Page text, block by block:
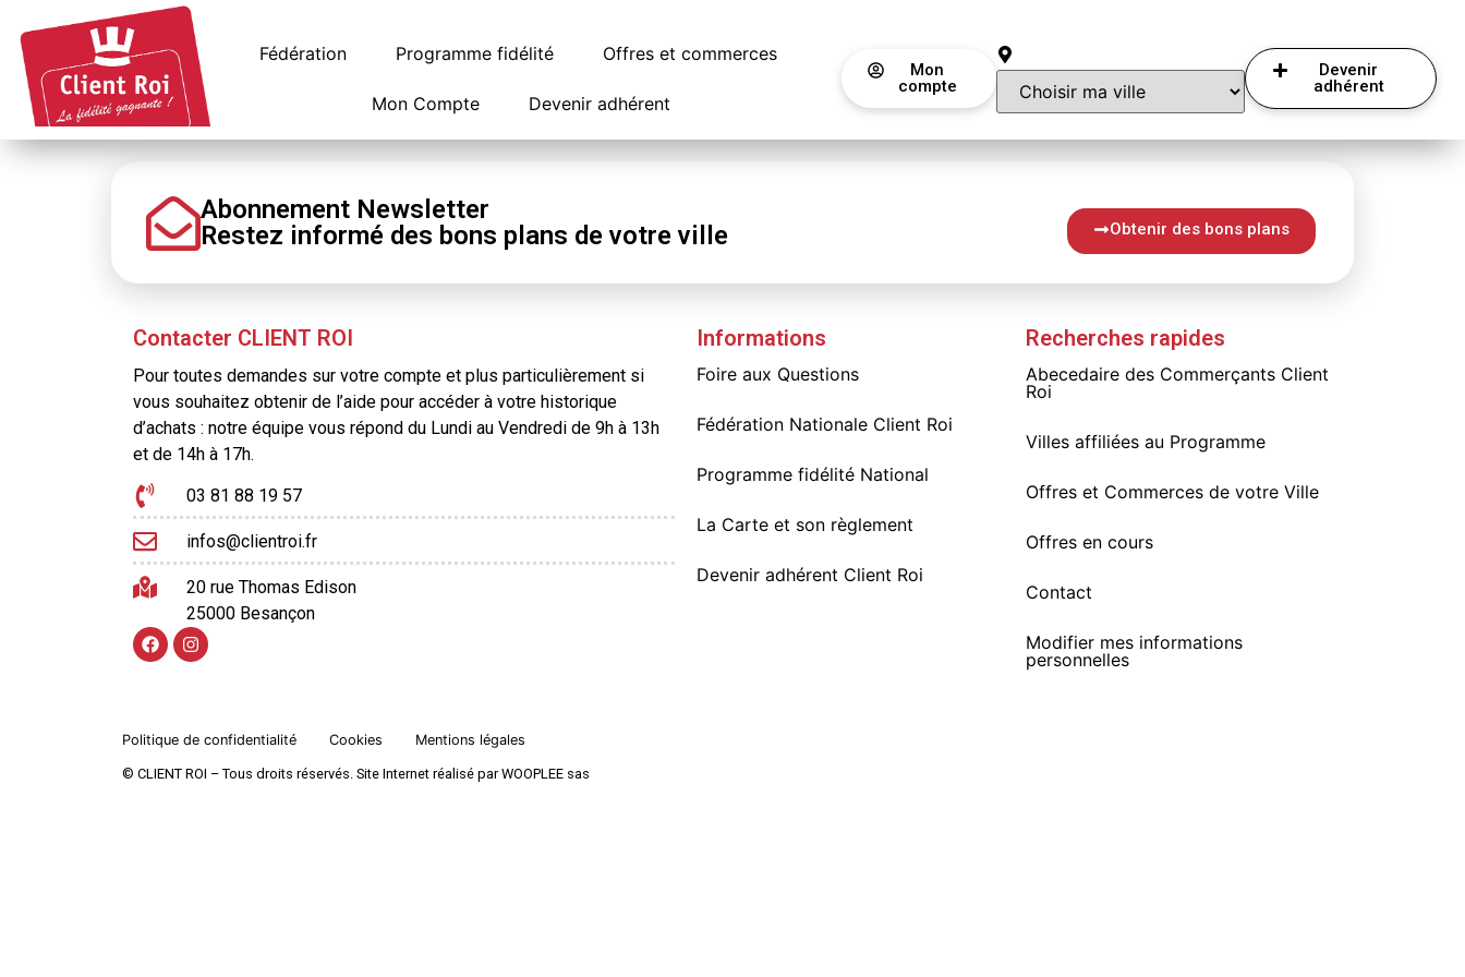
Fédération Programme fidélité Offres et commerces
Mon Compte Devenir adhérent
Mon
compte
Devenir
adhérent
Abonnement Newsletter
Restez informé des bons plans de votre ville Obtenir des bons plans
Contacter CLIENT ROI
Pour toutes demandes sur votre compte et plus particulièrement si
vous souhaitez obtenir de l’aide pour accéder à votre historique
d’achats : notre équipe vous répond du Lundi au Vendredi de 9h à 13h
et de 14h à 17h.
03 81 88 19 57
infos@clientroi.fr
20 rue Thomas Edison
25000 Besançon
Informations
Foire aux Questions
Fédération Nationale Client Roi
Programme fidélité National
La Carte et son règlement
Devenir adhérent Client Roi
Recherches rapides
Abecedaire des Commerçants Client
Roi
Villes affiliées au Programme
Offres et Commerces de votre Ville
Offres en cours
Contact
Modifier mes informations
personnelles
Politique de confidentialité Cookies Mentions légales
© CLIENT ROI – Tous droits réservés. Site Internet réalisé par WOOPLEE sas
Panneau de gestion des cookies